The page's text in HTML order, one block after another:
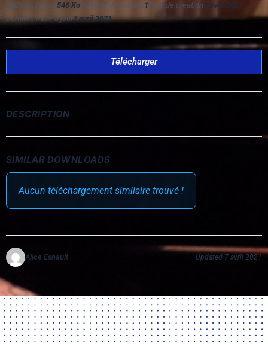
Taille du fichier546 KoNombre de fichiers1Date de création7 avril 2021
Dernière mise à jour7 avril 2021
Télécharger
DESCRIPTION
SIMILAR DOWNLOADS
Aucun téléchargement similaire trouvé !
Alice Esnault Updated 7 avril 2021